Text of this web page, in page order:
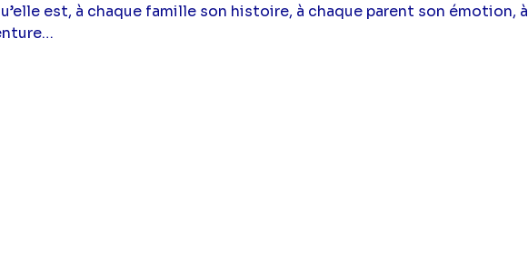
est, à chaque famille son histoire, à chaque parent son émotion, à